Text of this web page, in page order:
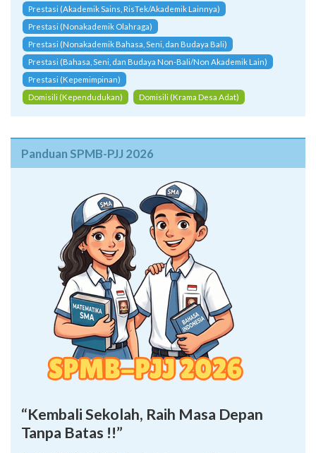
Prestasi (Akademik Sains, RisTek/Akademik Lainnya)
Prestasi (Nonakademik Olahraga)
Prestasi (Nonakademik Bahasa, Seni, dan Budaya Bali)
Prestasi (Bahasa, Seni, dan Budaya Non-Bali/Non Akademik Lain)
Prestasi (Kepemimpinan)
Domisili (Kependudukan)
Domisili (Krama Desa Adat)
Panduan SPMB-PJJ 2026
“Kembali Sekolah, Raih Masa Depan
Tanpa Batas !!”